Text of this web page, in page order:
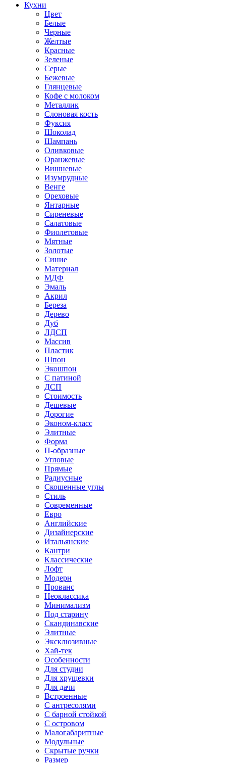
Кухни
Цвет
Белые
Черные
Желтые
Красные
Зеленые
Серые
Бежевые
Глянцевые
Кофе с молоком
Металлик
Слоновая кость
Фуксия
Шоколад
Шампань
Оливковые
Оранжевые
Вишневые
Изумрудные
Венге
Ореховые
Янтарные
Сиреневые
Салатовые
Фиолетовые
Мятные
Золотые
Синие
Материал
МДФ
Эмаль
Акрил
Береза
Дерево
Дуб
ЛДСП
Массив
Пластик
Шпон
Экошпон
С патиной
ДСП
Стоимость
Дешевые
Дорогие
Эконом-класс
Элитные
Форма
П-образные
Угловые
Прямые
Радиусные
Скошенные углы
Стиль
Современные
Евро
Английские
Дизайнерские
Итальянские
Кантри
Классические
Лофт
Модерн
Прованс
Неоклассика
Минимализм
Под старину
Скандинавские
Элитные
Эксклюзивные
Хай-тек
Особенности
Для студии
Для хрущевки
Для дачи
Встроенные
С антресолями
С барной стойкой
С островом
Малогабаритные
Модульные
Скрытые ручки
Размер